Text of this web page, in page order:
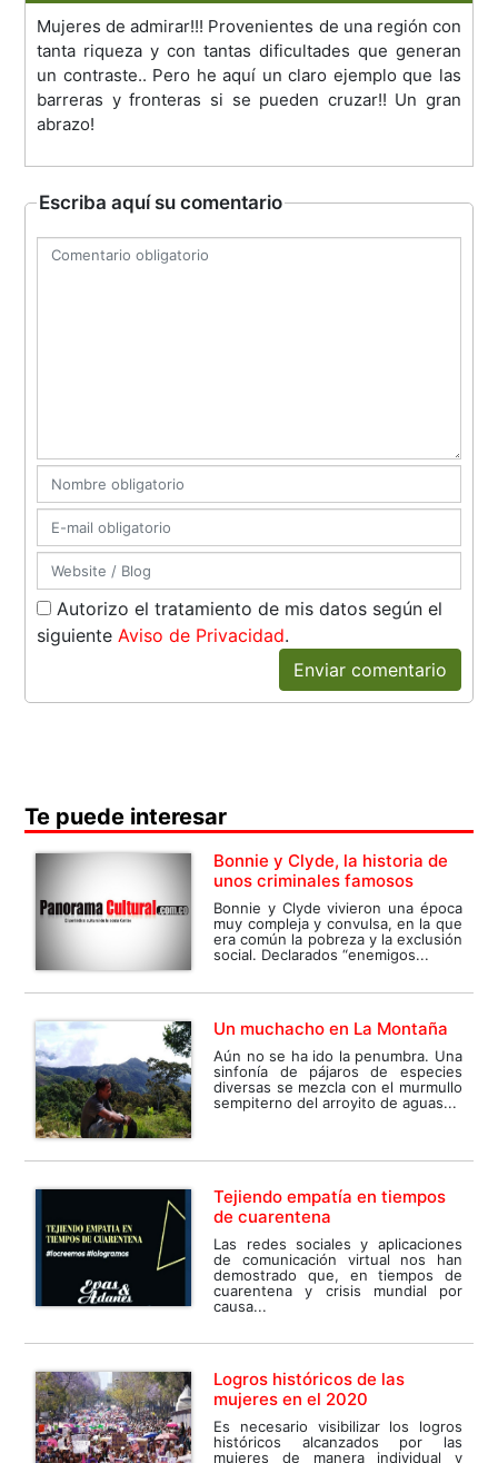
Mujeres de admirar!!! Provenientes de una región con
tanta riqueza y con tantas dificultades que generan
un contraste.. Pero he aquí un claro ejemplo que las
barreras y fronteras si se pueden cruzar!! Un gran
abrazo!
Escriba aquí su comentario
Autorizo el tratamiento de mis datos según el
siguienteAviso de Privacidad.
Enviar comentario
Te puede interesar
Bonnie y Clyde, la historia de
unos criminales famosos
Bonnie y Clyde vivieron una época
muy compleja y convulsa, en la que
era común la pobreza y la exclusión
social. Declarados “enemigos...
Un muchacho en La Montaña
Aún no se ha ido la penumbra. Una
sinfonía de pájaros de especies
diversas se mezcla con el murmullo
sempiterno del arroyito de aguas...
Tejiendo empatía en tiempos
de cuarentena
Las redes sociales y aplicaciones
de comunicación virtual nos han
demostrado que, en tiempos de
cuarentena y crisis mundial por
causa...
Logros históricos de las
mujeres en el 2020
Es necesario visibilizar los logros
históricos alcanzados por las
mujeres de manera individual y